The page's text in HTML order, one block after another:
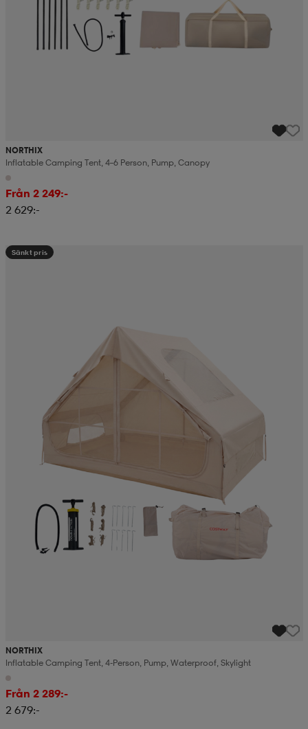
NORTHIX
Inflatable Camping Tent, 4–6 Person, Pump, Canopy
Från 2 249:-
2 629:-
Sänkt pris
NORTHIX
Inflatable Camping Tent, 4-Person, Pump, Waterproof, Skylight
Från 2 289:-
2 679:-